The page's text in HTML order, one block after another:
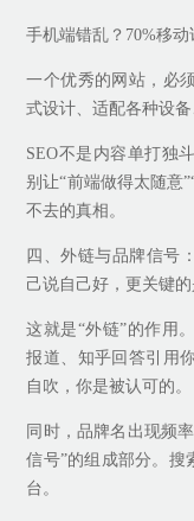
手机端错乱？70%移动
一个优秀的网站，必
式设计、适配各种设
SEO不是内容单打独
别让“前端做得太随意
不去的真相。
四、外链与品牌信号
己说自己好，更关键
这就是“外链”的作用
报道、知乎回答引用
自吹，你是被认可的。
同时，品牌名出现频
信号”的组成部分。搜
台。